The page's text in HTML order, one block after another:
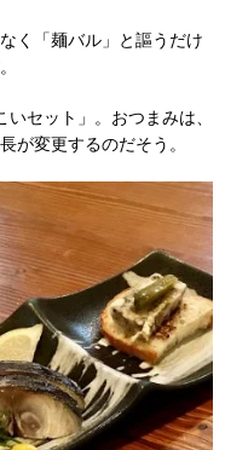
く「麺バル」と謳うだけ
セット」。おつまみは、
が変更するのだそう。